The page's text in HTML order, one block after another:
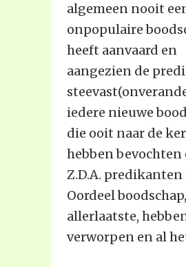
algemeen nooit
onpopulaire
heeft aanvaard en
aangezien de
iedere nieuwe
die ooit naar de
hebben bevochten
Z.D.A. predikanten
Oordeel
allerlaatste,
verworpen en al